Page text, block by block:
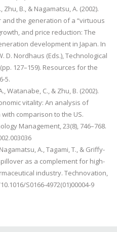
B., & Nagamatsu, A. (2002).
the generation of a “virtuous
and price reduction: The
development in Japan. In
D. Nordhaus (Eds.), Technological
127–159). Resources for the
5.
Watanabe, C., & Zhu, B. (2002).
vitality: An analysis of
comparison to the US.
Management, 23(8), 746–768.
A., Tagami, T., & Griffy-
as a complement for high-
industry. Technovation,
S0166-4972(01)00004-9